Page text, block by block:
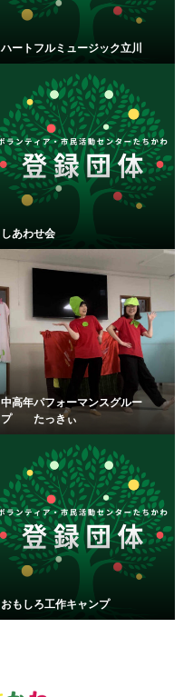
ハートフルミュージック立川
しあわせ会
中高年パフォーマンスグルー
プ たっきぃ
おもしろ工作キャンプ